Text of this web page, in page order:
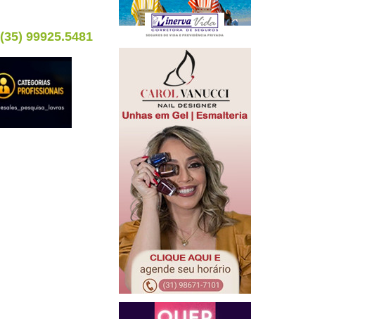
(35) 99925.5481